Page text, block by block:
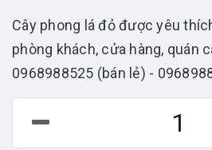
Cây phong lá đỏ được yêu
phòng khách, cửa hàng, quán
0968988525 (bán lẻ) -